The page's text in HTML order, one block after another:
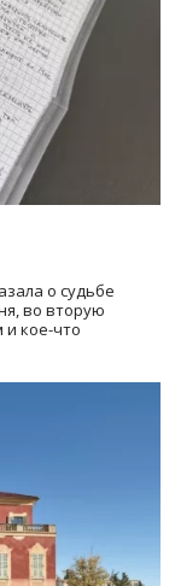
о судьбе
во вторую
и кое-что